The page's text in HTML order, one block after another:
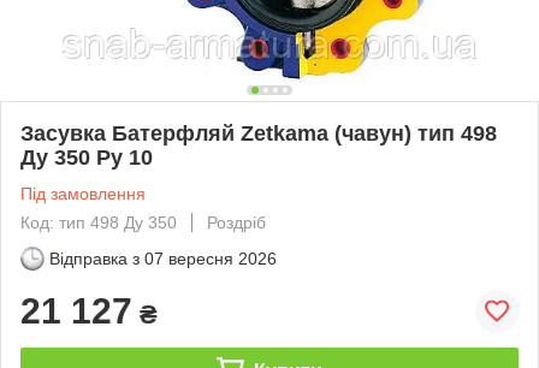
Засувка Батерфляй Zetkama (чавун) тип 498
Ду 350 Ру 10
Під замовлення
Код: тип 498 Ду 350
Роздріб
Відправка з 07 вересня 2026
21 127 ₴